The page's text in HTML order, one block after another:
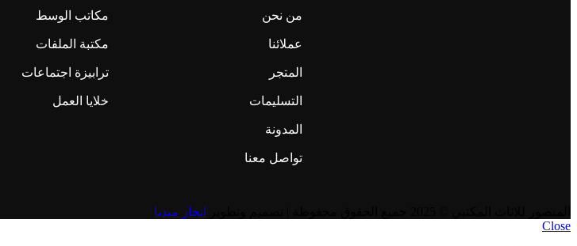
من نحن
عملائنا
المتجر
التسليمات
المدونة
تواصل معنا
مكاتب الوسط
مكتبة الملفات
ترابيزة اجتماعات
خلايا العمل
انجاز ميديا
Close